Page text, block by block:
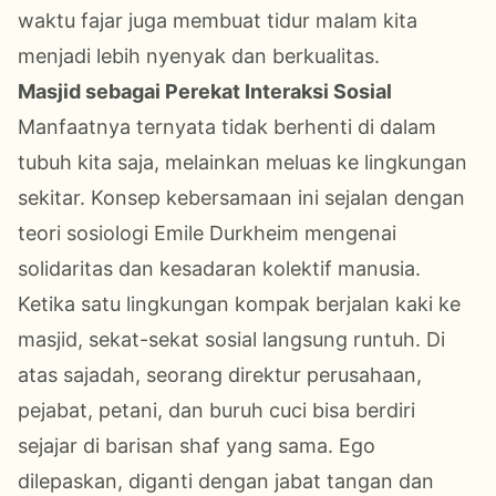
waktu fajar juga membuat tidur malam kita
menjadi lebih nyenyak dan berkualitas.
Masjid sebagai Perekat Interaksi Sosial
Manfaatnya ternyata tidak berhenti di dalam
tubuh kita saja, melainkan meluas ke lingkungan
sekitar. Konsep kebersamaan ini sejalan dengan
teori sosiologi Emile Durkheim mengenai
solidaritas dan kesadaran kolektif manusia.
Ketika satu lingkungan kompak berjalan kaki ke
masjid, sekat-sekat sosial langsung runtuh. Di
atas sajadah, seorang direktur perusahaan,
pejabat, petani, dan buruh cuci bisa berdiri
sejajar di barisan shaf yang sama. Ego
dilepaskan, diganti dengan jabat tangan dan